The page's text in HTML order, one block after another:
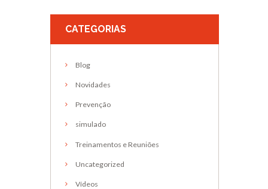
CATEGORIAS
Blog
Novidades
Prevenção
simulado
Treinamentos e Reuniões
Uncategorized
Vídeos